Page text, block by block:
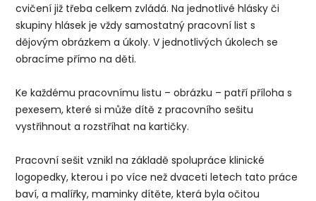
cvičení již třeba celkem zvládá. Na jednotlivé hlásky či
skupiny hlásek je vždy samostatný pracovní list s
dějovým obrázkem a úkoly. V jednotlivých úkolech se
obracíme přímo na děti.
Ke každému pracovnímu listu – obrázku – patří příloha s
pexesem, které si může dítě z pracovního sešitu
vystřihnout a rozstříhat na kartičky.
Pracovní sešit vznikl na základě spolupráce klinické
logopedky, kterou i po více než dvaceti letech tato práce
baví, a malířky, maminky dítěte, která byla očitou